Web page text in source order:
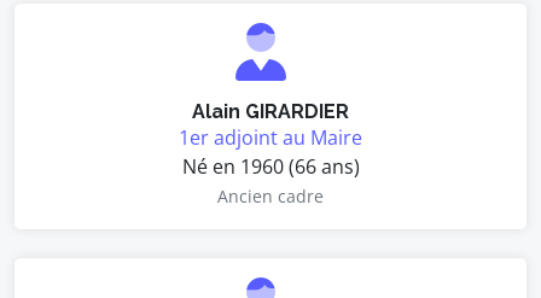
Alain GIRARDIER
1er adjoint au Maire
Né en 1960 (66 ans)
Ancien cadre